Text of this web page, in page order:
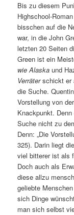
Bis zu diesem
Highschool-
bisschen auf die
war, in die John
letzten 20 Seiten
Green ist ein
wie Alaska und
Verräterschickt er
die Suche.
Vorstellung von
Knackpunkt.
Suche nicht zu
Denn: „Die
325). Darin liegt
viel bitterer ist als
Doch auch als
diese allzu
geliebte
sich Dinge
man sich selbst